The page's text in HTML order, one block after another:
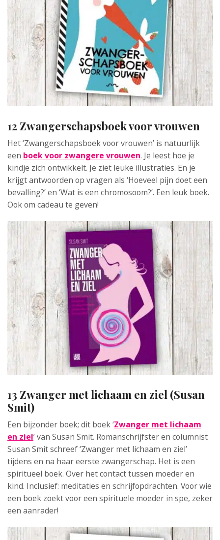
12 Zwangerschapsboek voor vrouwen
Het ‘Zwangerschapsboek voor vrouwen’ is natuurlijk
een boek voor zwangere vrouwen. Je leest hoe je
kindje zich ontwikkelt. Je ziet leuke illustraties. En je
krijgt antwoorden op vragen als ‘Hoeveel pijn doet een
bevalling?’ en ‘Wat is een chromosoom?’. Een leuk boek.
Ook om cadeau te geven!
13 Zwanger met lichaam en ziel (Susan
Smit)
Een bijzonder boek; dit boek ‘Zwanger met lichaam
en ziel’ van Susan Smit. Romanschrijfster en columnist
Susan Smit schreef ‘Zwanger met lichaam en ziel’
tijdens en na haar eerste zwangerschap. Het is een
spiritueel boek. Over het contact tussen moeder en
kind. Inclusief: meditaties en schrijfopdrachten. Voor wie
een boek zoekt voor een spirituele moeder in spe, zeker
een aanrader!